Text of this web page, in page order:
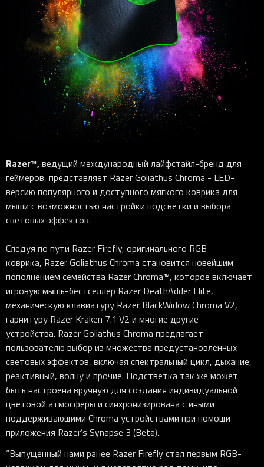
Razer™,ведущий международный лайфстайл-бренд для
геймеров, представляет RazerGoliathus Chroma - LED-
версию популярного и доступного мягкого коврика для
мыши с возможностью настройки подсветки и выбора
световых эффектов.
Следуя по пути Razer Firefly, оригинального RGB-
коврика, RazerGoliathus Chroma становится новейшим
пополнением семейства RazerChroma™, которое включает
игровую мышь-бестселлер Razer DeathAdder Elite,
механическую клавиатуру Razer BlackWidowChroma V2,
гарнитуру Razer Kraken 7.1 V2 и многие другие
устройства. RazerGoliathus Chroma предлагает
пользователю выбор из множества предустановленных
световых эффектов, включая спектральный цикл, дыхание,
реактивный, волну и прочие. Подстветка так же может
быть настроена вручную для создания индивидуальной
цветовой атмосферы и синхронизирована с иными
поддерживающими Chroma устройствами при помощи
приложения Razer’s Synapse 3 (Beta).
“Выпущенный нами ранее Razer Firefly стал первым RGB-